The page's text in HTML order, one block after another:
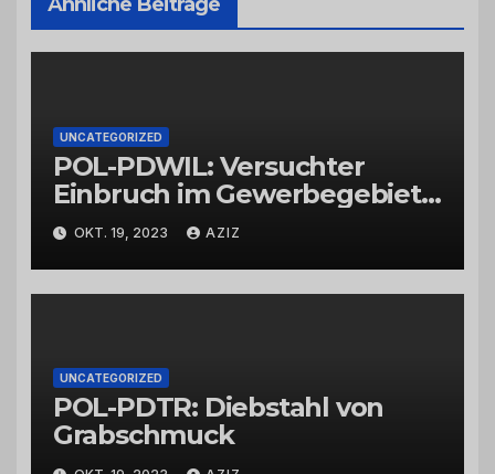
Ähnliche Beiträge
UNCATEGORIZED
POL-PDWIL: Versuchter
Einbruch im Gewerbegebiet
Wittlich
OKT. 19, 2023 AZIZ
UNCATEGORIZED
POL-PDTR: Diebstahl von
Grabschmuck